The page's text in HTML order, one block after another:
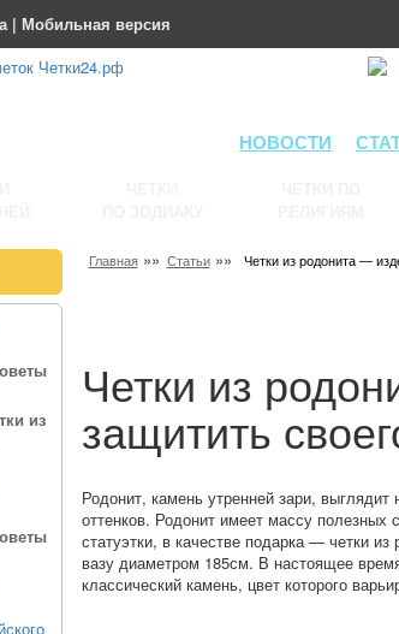
| Мобильная версия
НОВОСТИ
из
Главная»» Статьи»» Четки из родонита —
Четки из
защитить
Родонит, камень утренней зари,
оттенков. Родонит имеет массу
статуэтки, в качестве подарка — четки
вазу диаметром 185см. В настоящее
классический камень, цвет которого